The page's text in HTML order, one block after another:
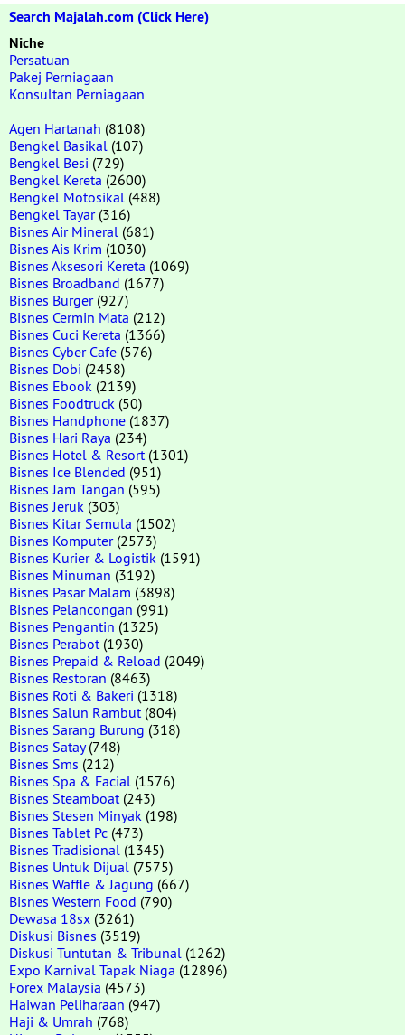
Search Majalah.com (Click Here)
Niche
Persatuan
Pakej Perniagaan
Konsultan Perniagaan
Agen Hartanah (8108)
Bengkel Basikal (107)
Bengkel Besi (729)
Bengkel Kereta (2600)
Bengkel Motosikal (488)
Bengkel Tayar(316)
Bisnes Air Mineral (681)
Bisnes Ais Krim (1030)
Bisnes Aksesori Kereta (1069)
Bisnes Broadband (1677)
Bisnes Burger(927)
Bisnes Cermin Mata (212)
Bisnes Cuci Kereta (1366)
Bisnes Cyber Cafe (576)
Bisnes Dobi (2458)
Bisnes Ebook (2139)
Bisnes Foodtruck (50)
Bisnes Handphone (1837)
Bisnes Hari Raya (234)
Bisnes Hotel & Resort (1301)
Bisnes Ice Blended (951)
Bisnes Jam Tangan (595)
Bisnes Jeruk (303)
Bisnes Kitar Semula (1502)
Bisnes Komputer(2573)
Bisnes Kurier & Logistik (1591)
Bisnes Minuman (3192)
Bisnes Pasar Malam (3898)
Bisnes Pelancongan (991)
Bisnes Pengantin (1325)
Bisnes Perabot (1930)
Bisnes Prepaid & Reload (2049)
Bisnes Restoran (8463)
Bisnes Roti & Bakeri (1318)
Bisnes Salun Rambut (804)
Bisnes Sarang Burung (318)
Bisnes Satay(748)
Bisnes Sms (212)
Bisnes Spa & Facial (1576)
Bisnes Steamboat (243)
Bisnes Stesen Minyak (198)
Bisnes Tablet Pc (473)
Bisnes Tradisional (1345)
Bisnes Untuk Dijual (7575)
Bisnes Waffle & Jagung (667)
Bisnes Western Food (790)
Dewasa 18sx (3261)
Diskusi Bisnes (3519)
Diskusi Tuntutan & Tribunal (1262)
Expo Karnival Tapak Niaga (12896)
Forex Malaysia (4573)
Haiwan Peliharaan (947)
Haji & Umrah (768)